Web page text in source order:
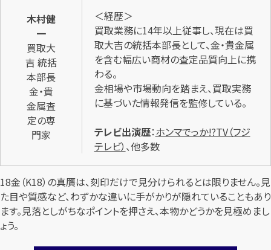
カンタン無料
木村健
一
買取大
吉 統括
本部長
金・貴
金属査
定の専
門家
＜経歴＞
買取業務に14年以上従事し、現在は買
取大吉の統括本部長として、金・貴金属
を含む幅広い商材の査定品質向上に携
わる。
金相場や市場動向を踏まえ、買取実務
に基づいた情報発信を監修している。
テレビ出演歴：ホンマでっか!?TV（フジ
テレビ） 、他多数
18金（K18）の真贋は、刻印だけで見分けられるとは限りません。見
た目や質感など、わずかな違いに手がかりが隠れていることもあり
ます。見落としがちなポイントを押さえ、本物かどうかを見極めまし
ょう。